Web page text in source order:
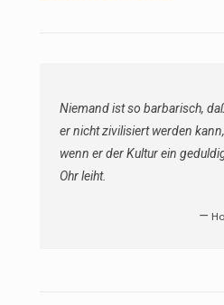
Niemand ist so barbarisch,
er nicht zivilisiert werden kann,
wenn er der Kultur ein
Ohr leiht.
—